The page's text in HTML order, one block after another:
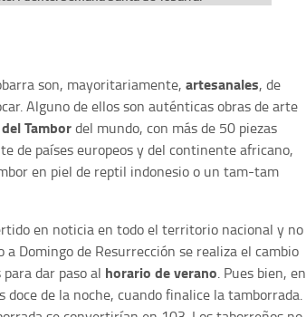
son, mayoritariamente, artesanales, de
Alguno de ellos son auténticas obras de arte
Tambordel mundo, con más de 50 piezas
de países europeos y del continente africano,
en piel de reptil indonesio o un tam-tam
en noticia en todo el territorio nacional y no
a Domingo de Resurrección se realiza el cambio
dar paso al horario de verano. Pues bien, en
de la noche, cuando finalice la tamborrada.